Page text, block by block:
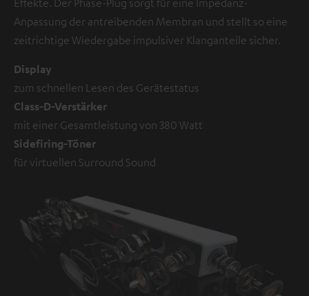
Anpassung der antreibenden Membran und stellt so eine
zeitrichtige Wiedergabe impulsiver Klanganteile sicher.
Display
zum schnellen Lesen des Gerätestatus
Class-D-Verstärker
mit einer Gesamtleistung von 380 Watt
Sidefiring-Töner
für virtuellen Surround Sound